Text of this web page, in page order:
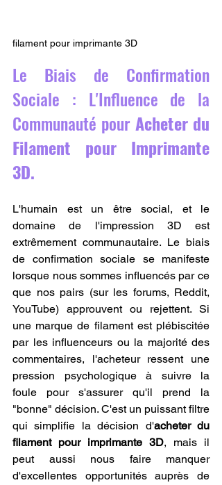
filament pour imprimante 3D
Le Biais de Confirmation
Sociale : L'Influence de la
Communauté pour Acheter du
Filament pour Imprimante
3D.
L'humain est un être social, et le
domaine de l'impression 3D est
extrêmement communautaire. Le biais
de confirmation sociale se manifeste
lorsque nous sommes influencés par ce
que nos pairs (sur les forums, Reddit,
YouTube) approuvent ou rejettent. Si
une marque de filament est plébiscitée
par les influenceurs ou la majorité des
commentaires, l'acheteur ressent une
pression psychologique à suivre la
foule pour s'assurer qu'il prend la
"bonne" décision. C'est un puissant filtre
qui simplifie la décision d'acheter du
filament pour imprimante 3D, mais il
peut aussi nous faire manquer
d'excellentes opportunités auprès de